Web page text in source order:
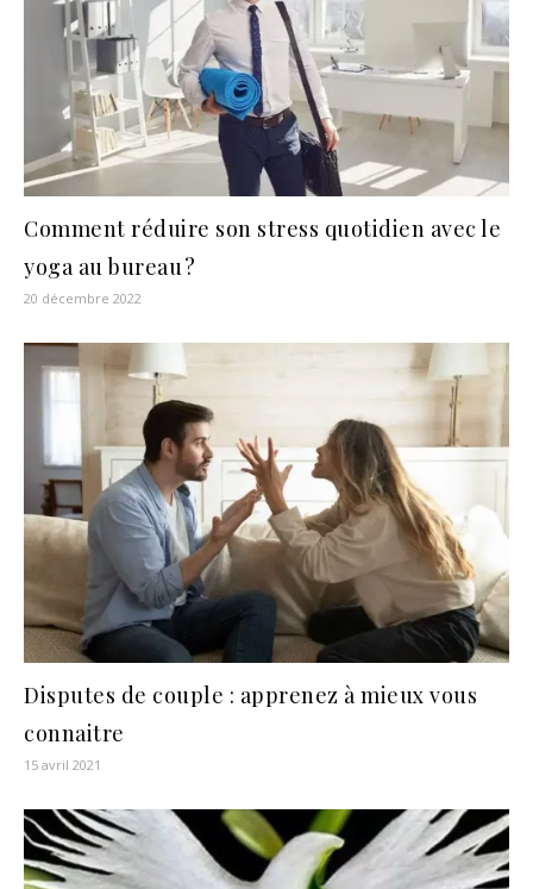
Comment réduire son stress quotidien avec le
yoga au bureau ?
20 décembre 2022
Disputes de couple : apprenez à mieux vous
connaitre
15 avril 2021